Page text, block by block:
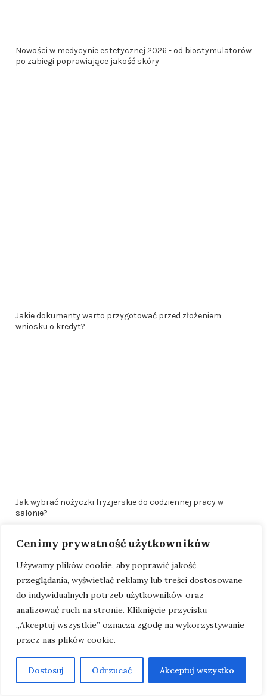
Cenimy prywatność użytkowników
Używamy plików cookie, aby poprawić jakość
przeglądania, wyświetlać reklamy lub treści dostosowane
do indywidualnych potrzeb użytkowników oraz
analizować ruch na stronie. Kliknięcie przycisku
„Akceptuj wszystkie” oznacza zgodę na wykorzystywanie
przez nas plików cookie.
Dostosuj Odrzucać Akceptuj wszystko
Nowości w medycynie estetycznej 2026 - od biostymulatorów
po zabiegi poprawiające jakość skóry
Jakie dokumenty warto przygotować przed złożeniem
wniosku o kredyt?
Jak wybrać nożyczki fryzjerskie do codziennej pracy w
salonie?